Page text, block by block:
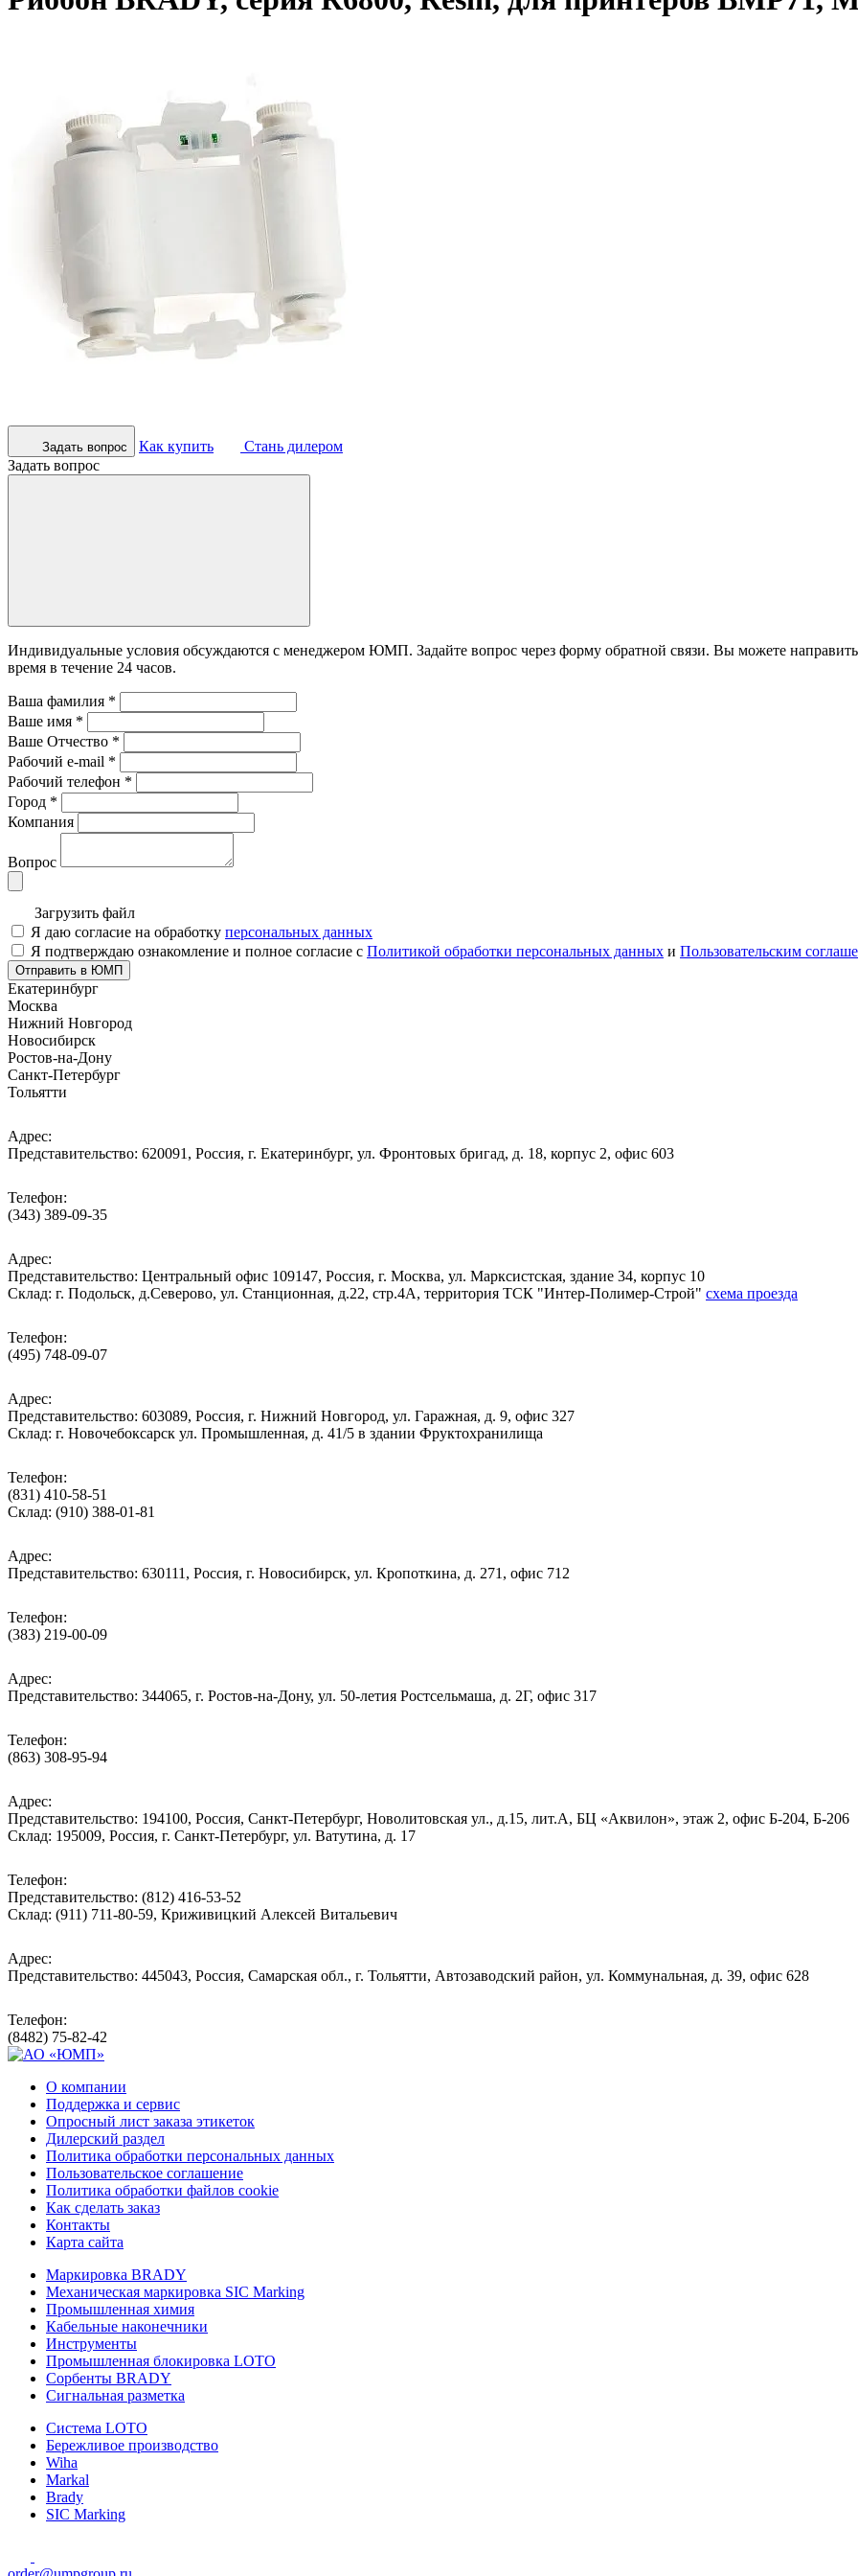
Задать вопрос Как купить
Стань дилером
Задать вопрос
Индивидуальные условия обсуждаются с менеджером ЮМП. Задайте вопрос через форму обратной связи. Вы можете
время в течение 24 часов.
Ваша фамилия *
Ваше имя *
Ваше Отчество *
Рабочий e-mail *
Рабочий телефон *
Город *
Компания
Вопрос
Загрузить файл
Я даю согласие на обработку персональных данных
Я подтверждаю ознакомление и полное согласие с Политикой обработки персональных данных и Пользовательским
Отправить в ЮМП
Екатеринбург
Москва
Нижний Новгород
Новосибирск
Ростов-на-Дону
Санкт-Петербург
Тольятти
Адрес:
Представительство: 620091, Россия, г. Екатеринбург, ул. Фронтовых бригад, д. 18, корпус 2, офис 603
Телефон:
(343) 389-09-35
Адрес:
Представительство: Центральный офис 109147, Россия, г. Москва, ул. Марксистская, здание 34, корпус 10
Cклад: г. Подольск, д.Северово, ул. Станционная, д.22, стр.4А, территория ТСК "Интер-Полимер-Строй" схема проезда
Телефон:
(495) 748-09-07
Адрес:
Представительство: 603089, Россия, г. Нижний Новгород, ул. Гаражная, д. 9, офис 327
Склад: г. Новочебоксарск ул. Промышленная, д. 41/5 в здании Фруктохранилища
Телефон:
(831) 410-58-51
Склад: (910) 388-01-81
Адрес:
Представительство: 630111, Россия, г. Новосибирск, ул. Кропоткина, д. 271, офис 712
Телефон:
(383) 219-00-09
Адрес:
Представительство: 344065, г. Ростов-на-Дону, ул. 50-летия Ростсельмаша, д. 2Г, офис 317
Телефон:
(863) 308-95-94
Адрес:
Представительство: 194100, Россия, Санкт-Петербург, Новолитовская ул., д.15, лит.А, БЦ «Аквилон», этаж 2, офис Б-204, Б-206
Склад: 195009, Россия, г. Санкт-Петербург, ул. Ватутина, д. 17
Телефон:
Представительство: (812) 416-53-52
Склад: (911) 711-80-59, Криживицкий Алексей Витальевич
Адрес:
Представительство: 445043, Россия, Самарская обл., г. Тольятти, Автозаводский район, ул. Коммунальная, д. 39, офис 628
Телефон:
(8482) 75-82-42
О компании
Поддержка и сервис
Опросный лист заказа этикеток
Дилерский раздел
Политика обработки персональных данных
Пользовательское соглашение
Политика обработки файлов cookie
Как сделать заказ
Контакты
Карта сайта
Маркировка BRADY
Механическая маркировка SIC Marking
Промышленная химия
Кабельные наконечники
Инструменты
Промышленная блокировка LOTO
Сорбенты BRADY
Сигнальная разметка
Система LOTO
Бережливое производство
Wiha
Markal
Brady
SIC Marking